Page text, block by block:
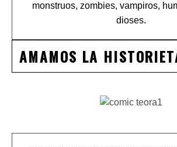
monstruos, zombies, vampiros,
dioses.
AMAMOS LA